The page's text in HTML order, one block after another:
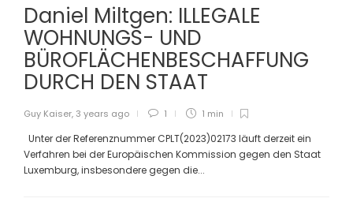
Daniel Miltgen: ILLEGALE
WOHNUNGS- UND
BÜROFLÄCHENBESCHAFFUNG
DURCH DEN STAAT
Guy Kaiser, 3 years ago 1 1 min
Unter der Referenznummer CPLT(2023)02173 läuft derzeit ein
Verfahren bei der Europäischen Kommission gegen den Staat
Luxemburg, insbesondere gegen die...